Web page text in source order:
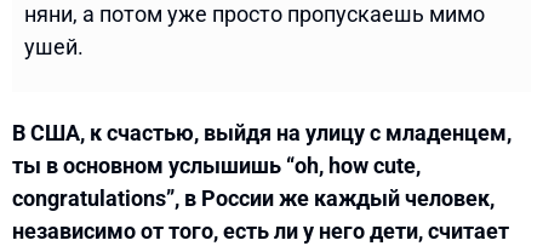
няни, а потом уже просто пропускаешь мимо
ушей.
В США, к счастью, выйдя на улицу с младенцем,
ты в основном услышишь “oh, how cute,
congratulations”, в России же каждый человек,
независимо от того, есть ли у него дети, считает